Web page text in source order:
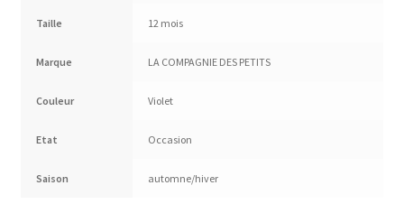
Taille 12 mois
Marque LA COMPAGNIE DES PETITS
Couleur Violet
Etat Occasion
Saison automne/hiver